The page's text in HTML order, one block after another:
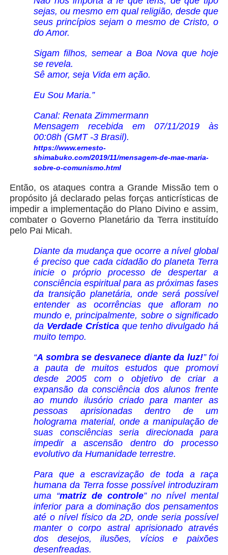
sejas, ou mesmo em qual religião, desde que
seus princípios sejam o mesmo de Cristo, o
do Amor.
Sigam filhos, semear a Boa Nova que hoje
se revela.
Sê amor, seja Vida em ação.
Eu Sou Maria.”
Canal: Renata Zimmermann
Mensagem recebida em 07/11/2019 às
00:08h (GMT -3 Brasil).
https://www.ernesto-
shimabuko.com/2019/11/mensagem-de-mae-maria-
sobre-o-comunismo.html
Então, os ataques contra a Grande Missão tem o
propósito já declarado pelas forças anticrísticas de
impedir a implementação do Plano Divino e assim,
combater o Governo Planetário da Terra instituído
pelo Pai Micah.
Diante da mudança que ocorre a nível global
é preciso que cada cidadão do planeta Terra
inicie o próprio processo de despertar a
consciência espiritual para as próximas fases
da transição planetária, onde será possível
entender as ocorrências que afloram no
mundo e, principalmente, sobre o significado
da Verdade Crísticaque tenho divulgado há
muito tempo.
“A sombra se desvanece diante da luz!” foi
a pauta de muitos estudos que promovi
desde 2005 com o objetivo de criar a
expansão da consciência dos alunos frente
ao mundo ilusório criado para manter as
pessoas aprisionadas dentro de um
holograma material, onde a manipulação de
suas consciências seria direcionada para
impedir a ascensão dentro do processo
evolutivo da Humanidade terrestre.
Para que a escravização de toda a raça
humana da Terra fosse possível introduziram
uma “matriz de controle” no nível mental
inferior para a dominação dos pensamentos
até o nível físico da 2D, onde seria possível
manter o corpo astral aprisionado através
dos desejos, ilusões, vícios e paixões
desenfreadas.